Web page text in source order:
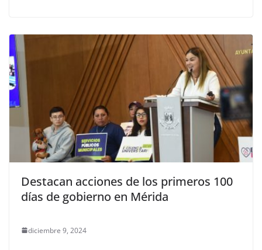
Destacan acciones de los primeros 100
días de gobierno en Mérida
diciembre 9, 2024